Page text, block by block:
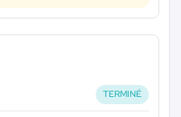
TERMINÉ